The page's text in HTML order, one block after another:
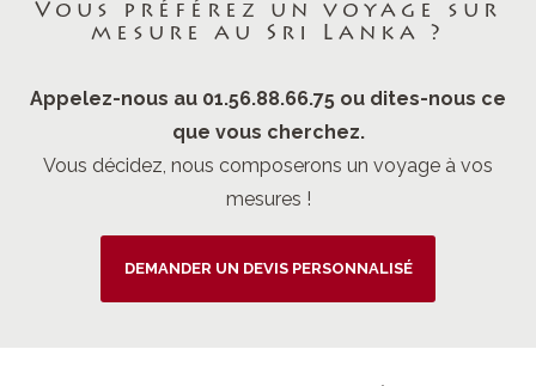
Vous préférez un voyage sur
mesure au Sri Lanka ?
Appelez-nous au 01.56.88.66.75 ou dites-nous ce
que vous cherchez.
Vous décidez, nous composerons un voyage à vos
mesures !
DEMANDER UN DEVIS PERSONNALISÉ